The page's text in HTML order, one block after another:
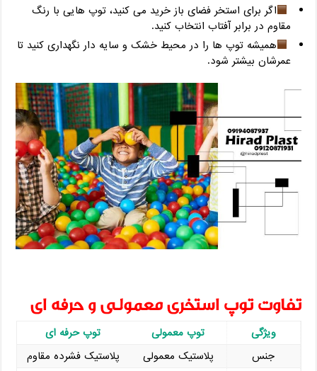
اگر برای استخر فضای باز خرید می ‌کنید، توپ‌ هایی با رنگ
مقاوم در برابر آفتاب انتخاب کنید.
همیشه توپ‌ ها را در محیط خشک و سایه ‌دار نگهداری کنید تا
عمرشان بیشتر شود.
تفاوت توپ استخری معمولی و حرفه‌ ای
ویژگی توپ معمولی
توپ حرفه ‌ای
جنس
پلاستیک معمولی
پلاستیک فشرده مقاوم